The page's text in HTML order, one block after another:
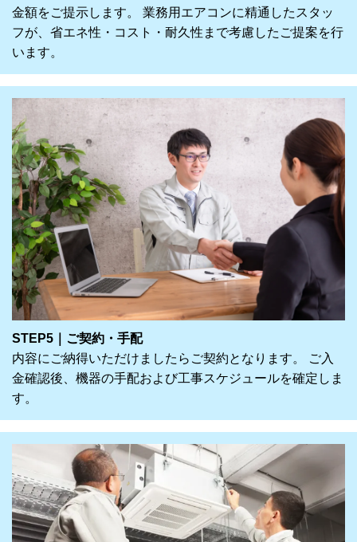
金額をご提示します。 業務用エアコンに精通したスタッ
フが、省エネ性・コスト・耐久性まで考慮したご提案を行
います。
STEP5｜ご契約・手配
内容にご納得いただけましたらご契約となります。 ご入
金確認後、機器の手配および工事スケジュールを確定しま
す。